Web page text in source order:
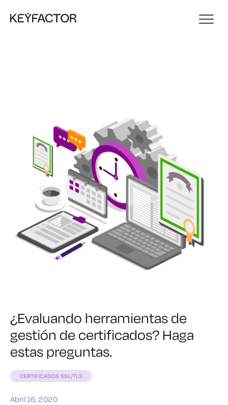
¿Evaluando herramientas de
gestión de certificados? Haga
estas preguntas.
CERTIFICADOS SSL/TLS
Abril 16, 2020